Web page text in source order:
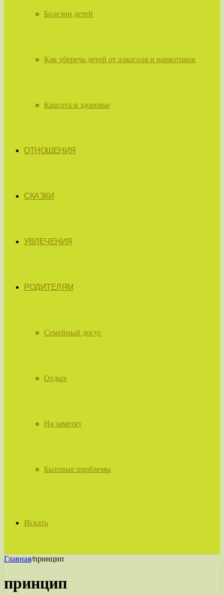
Болезни детей
Как уберечь детей от алкоголя и наркотиков
Красота и здоровье
ОТНОШЕНИЯ
СКАЗКИ
УВЛЕЧЕНИЯ
РОДИТЕЛЯМ
Семейный досуг
Отдых
На заметку
Бытовые проблемы
Искать
Главная/принцип
принцип